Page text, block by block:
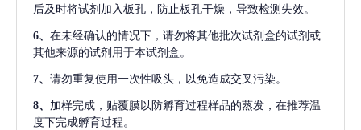
后及时将试剂加入板孔，防止板孔干燥，导致检测失效。
6、 在未经确认的情况下，请勿将其他批次试剂盒的试剂或
其他来源的试剂用于本试剂盒。
7、 请勿重复使用一次性吸头，以免造成交叉污染。
8、 加样完成，贴覆膜以防孵育过程样品的蒸发，在推荐温
度下完成孵育过程。